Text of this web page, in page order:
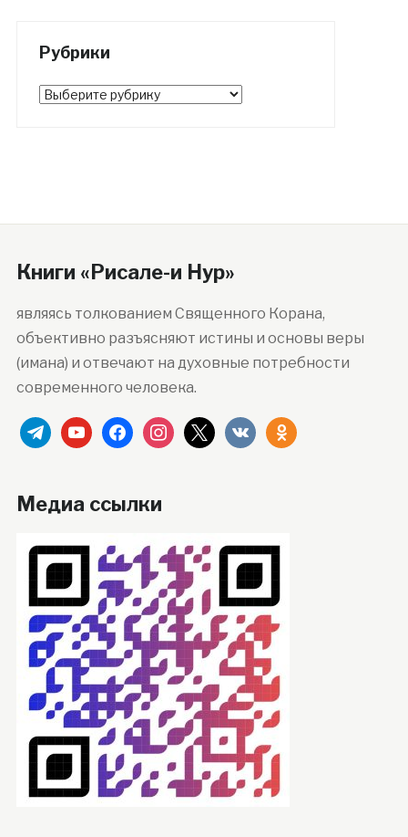
Рубрики
Рубрики
Книги «Рисале-и Нур»
являясь толкованием Священного Корана,
объективно разъясняют истины и основы веры
(имана) и отвечают на духовные потребности
современного человека.
telegramyoutubefacebookinstagram
x vkontakteodnoklassniki
Медиа ссылки